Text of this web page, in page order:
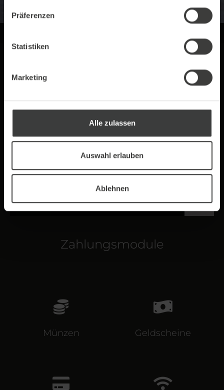
Präferenzen
Statistiken
Marketing
Alle zulassen
Auswahl erlauben
Ablehnen
Zahlungsmodule
Münzen Geldscheine